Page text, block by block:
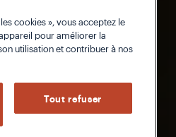
cookies », vous acceptez le
pour améliorer la
utilisation et contribuer à nos
Tout refuser